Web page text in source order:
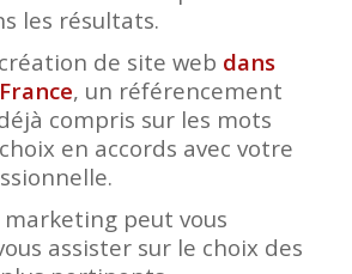
les résultats.
de site web dans
, un référencement
compris sur les mots
en accords avec votre
peut vous
assister sur le choix des